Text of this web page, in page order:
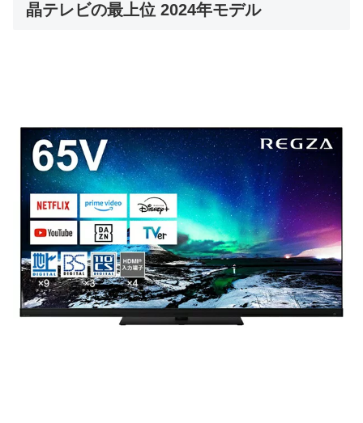
晶テレビの最上位 2024年モデル